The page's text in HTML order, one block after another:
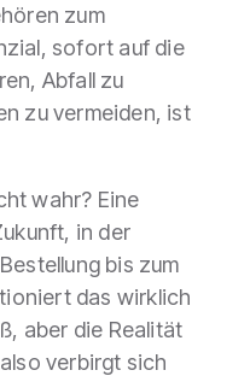
zum
sofort auf die
Abfall zu
zu vermeiden, ist
wahr? Eine
in der
bis zum
das wirklich
aber die Realität
verbirgt sich